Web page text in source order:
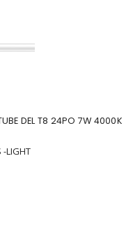
DEL T8 24PO 7W 4000K
-LIGHT